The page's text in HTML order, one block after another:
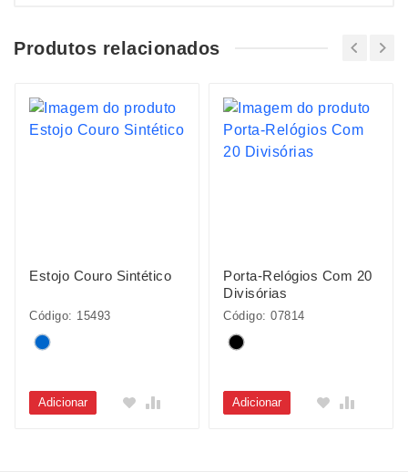
Produtos relacionados
Estojo Couro Sintético
Código: 15493
Adicionar
Porta-Relógios Com 20
Divisórias
Código: 07814
Adicionar